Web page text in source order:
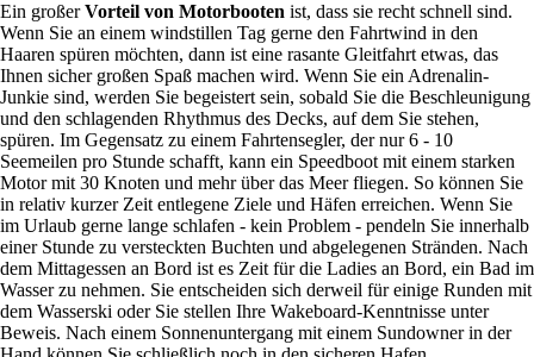
Ein großerVorteil von Motorbooten ist, dass sie recht schnell sind.
Wenn Sie an einem windstillen Tag gerne den Fahrtwind in den
Haaren spüren möchten, dann ist eine rasante Gleitfahrt etwas, das
Ihnen sicher großen Spaß machen wird. Wenn Sie ein Adrenalin-
Junkie sind, werden Sie begeistert sein, sobald Sie die Beschleunigung
und den schlagenden Rhythmus des Decks, auf dem Sie stehen,
spüren. Im Gegensatz zu einem Fahrtensegler, der nur 6 - 10
Seemeilen pro Stunde schafft, kann ein Speedboot mit einem starken
Motor mit 30 Knoten und mehr über das Meer fliegen. So können Sie
in relativ kurzer Zeit entlegene Ziele und Häfen erreichen. Wenn Sie
im Urlaub gerne lange schlafen - kein Problem - pendeln Sie innerhalb
einer Stunde zu versteckten Buchten und abgelegenen Stränden. Nach
dem Mittagessen an Bord ist es Zeit für die Ladies an Bord, ein Bad im
Wasser zu nehmen. Sie entscheiden sich derweil für einige Runden mit
dem Wasserski oder Sie stellen Ihre Wakeboard-Kenntnisse unter
Beweis. Nach einem Sonnenuntergang mit einem Sundowner in der